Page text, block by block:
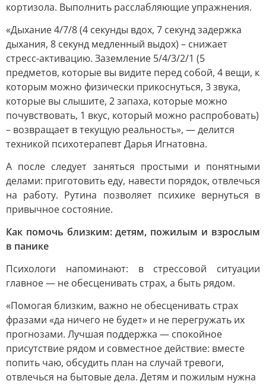
кортизола. Выполнить расслабляющие упражнения.
«Дыхание 4/7/8 (4 секунды вдох, 7 секунд задержка
дыхания, 8 секунд медленный выдох) – снижает
стресс-активацию. Заземление 5/4/3/2/1 (5
предметов, которые вы видите перед собой, 4 вещи, к
которым можно физически прикоснуться, 3 звука,
которые вы слышите, 2 запаха, которые можно
почувствовать, 1 вкус, который можно распробовать)
– возвращает в текущую реальность», — делится
техникой психотерапевт Дарья Игнатовна.
А после следует заняться простыми и понятными
делами: приготовить еду, навести порядок, отвлечься
на работу. Рутина позволяет психике вернуться в
привычное состояние.
Как помочь близким: детям, пожилым и взрослым
в панике
Психологи напоминают: в стрессовой ситуации
главное — не обесценивать страх, а быть рядом.
«Помогая близким, важно не обесценивать страх
фразами «да ничего не будет» и не перегружать их
прогнозами. Лучшая поддержка — спокойное
присутствие рядом и совместное действие: вместе
попить чаю, обсудить план на случай тревоги,
отвлечься на бытовые дела. Детям и пожилым нужна